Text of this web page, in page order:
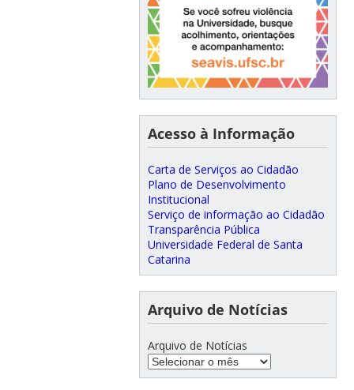
Acesso à Informação
Carta de Serviços ao Cidadão
Plano de Desenvolvimento
Institucional
Serviço de informação ao Cidadão
Transparência Pública
Universidade Federal de Santa
Catarina
Arquivo de Notícias
Arquivo de Notícias